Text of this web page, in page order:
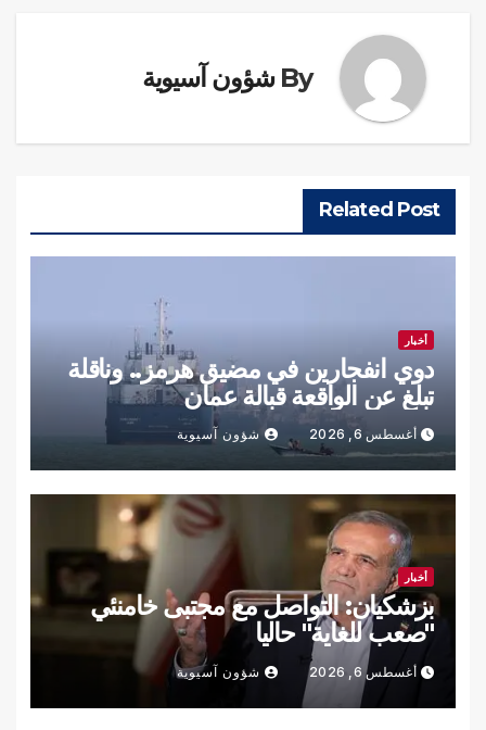
By شؤون آسيوية
Related Post
أخبار
دوي انفجارين في مضيق هرمز.. وناقلة
تبلغ عن الواقعة قبالة عمان
أغسطس 6, 2026 شؤون آسيوية
أخبار
بزشكيان: التواصل مع مجتبى خامنئي
"صعب للغاية" حاليا
أغسطس 6, 2026 شؤون آسيوية